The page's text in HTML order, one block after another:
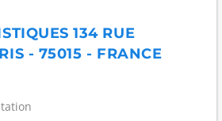
134 RUE
- 75015 - FRANCE